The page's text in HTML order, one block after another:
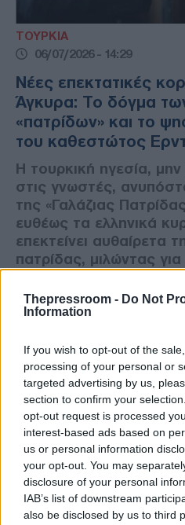
Thepressroom - Do Not
Information
If you wish to opt-out of the
processing of your personal or
targeted advertising by us,
section to confirm your
opt-out request is processed
interest-based ads based on
us or personal information
your opt-out. You may
disclosure of your personal
IAB’s list of downstream
also be disclosed by us to third
ΤΟΥΡΚΙΑ
06/07/2026 - 14:29
Νέες επεκτατικές
Άγκυρα: Το δόγμα
«πατρίδων» και το
του καθεστώτος
Η τουρκική ηγεσία, μην
στις γνωστές,
της «Γαλάζιας
ευθέως τα ελληνικά
επεκτείνει αυθαίρετα
πατρίδας, μιλώντας
Πατρίδα».